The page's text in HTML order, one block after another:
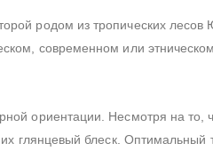
родом из тропических
современном или
ориентации. Несмотря на то,
их глянцевый блеск.